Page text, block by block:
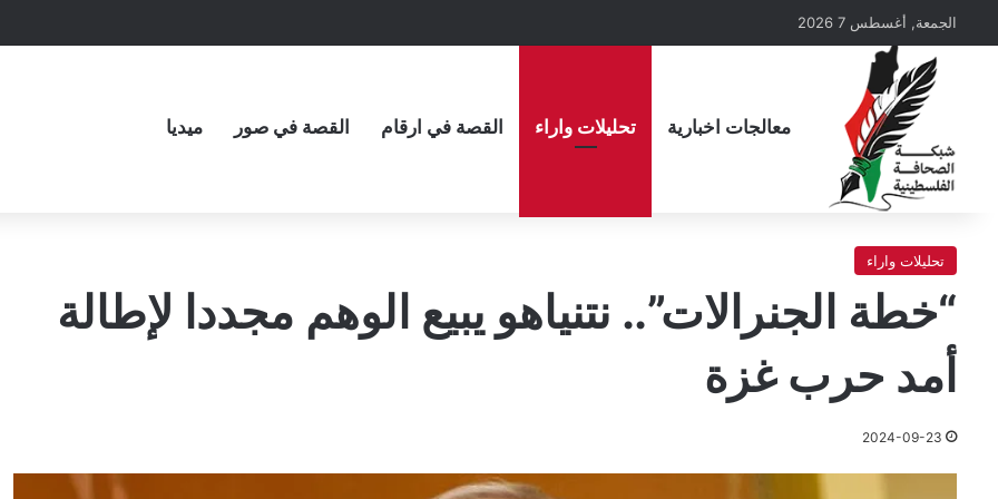
الجمعة, أغسطس 7 2026
معالجات اخبارية تحليلات واراء القصة في ارقام القصة في صور ميديا
تحليلات واراء
“خطة الجنرالات”.. نتنياهو يبيع الوهم مجددا لإطالة
أمد حرب غزة
2024-09-23